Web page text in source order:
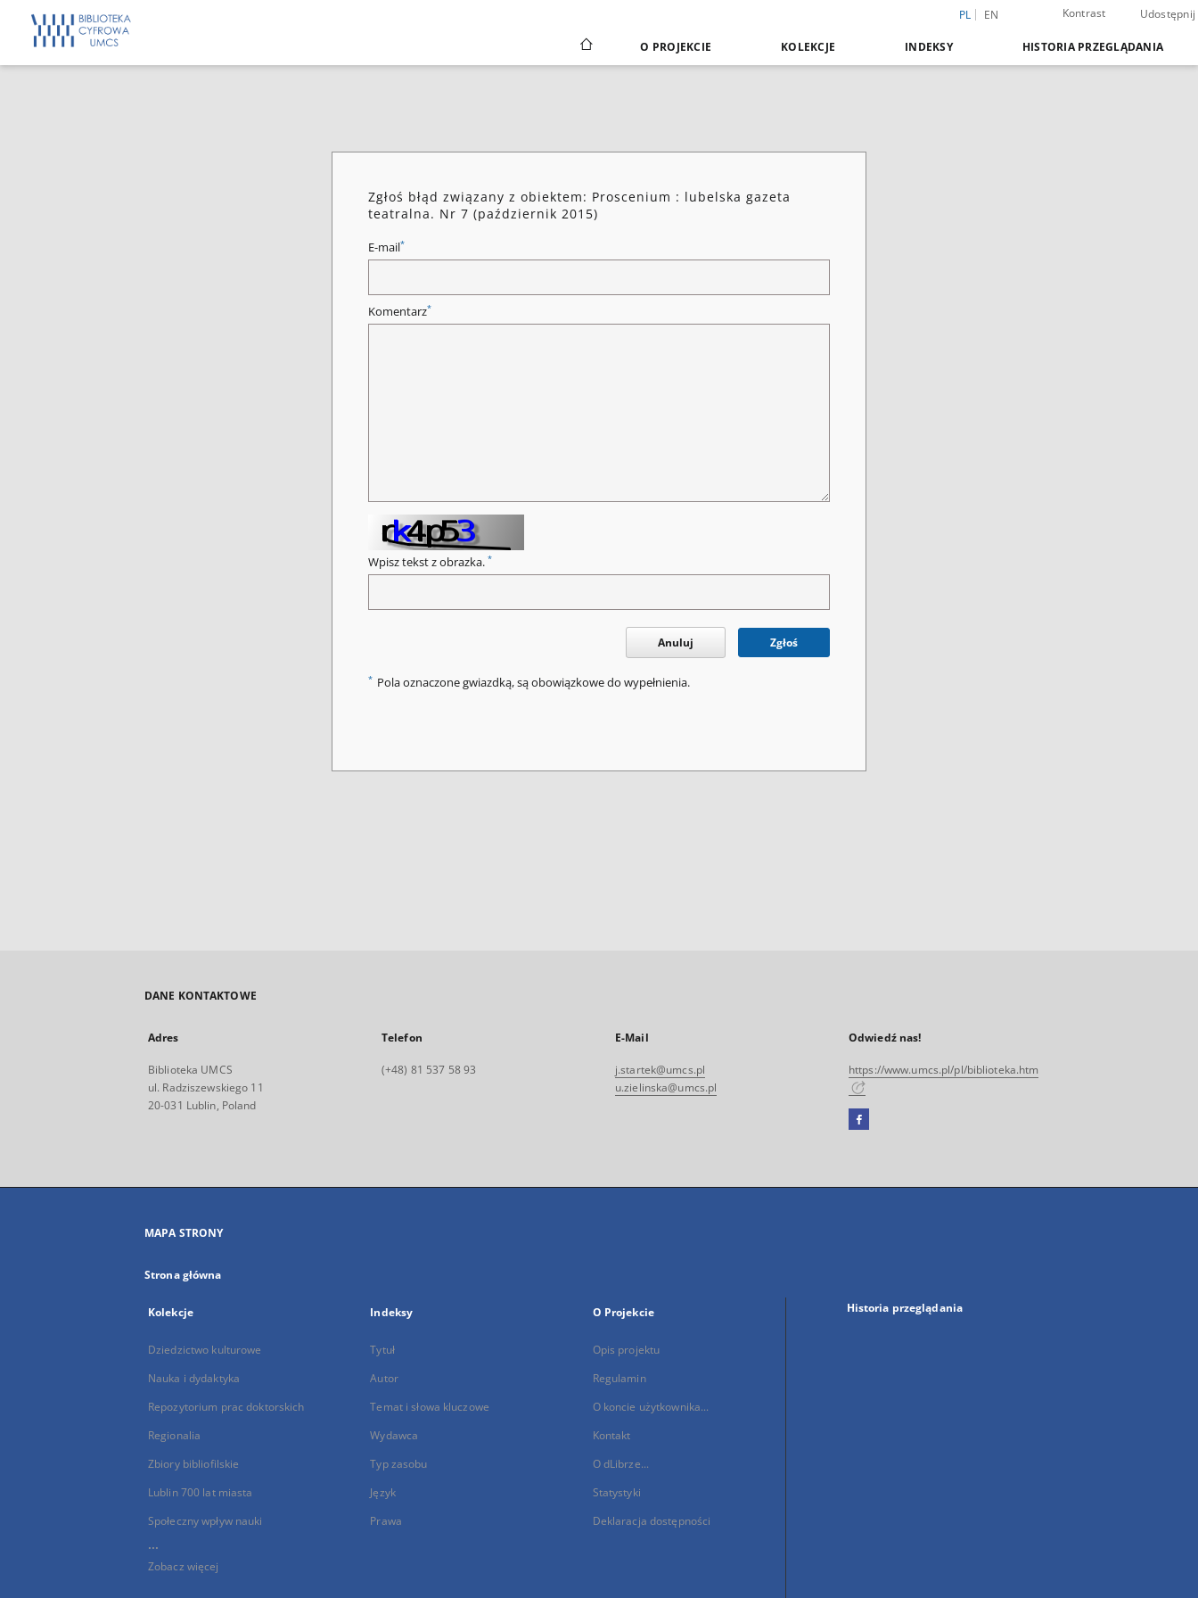
PL EN Kontrast Udostępnij
O PROJEKCIE KOLEKCJE INDEKSY HISTORIA PRZEGLĄDANIA
Zgłoś błąd związany z obiektem: Proscenium : lubelska gazeta
teatralna. Nr 7 (październik 2015)
E-mail*
Komentarz*
Wpisz tekst z obrazka. *
Anuluj Zgłoś
* Pola oznaczone gwiazdką, są obowiązkowe do wypełnienia.
DANE KONTAKTOWE
Adres
Biblioteka UMCS
ul. Radziszewskiego 11
20-031 Lublin, Poland
Telefon
(+48) 81 537 58 93
E-Mail
j.startek@umcs.pl
u.zielinska@umcs.pl
Odwiedź nas!
https://www.umcs.pl/pl/biblioteka.htm
Facebook
się
MAPA STRONY
Strona główna
Kolekcje
Dziedzictwo kulturowe
Nauka i dydaktyka
Repozytorium prac doktorskich
Regionalia
Zbiory bibliofilskie
Lublin 700 lat miasta
Społeczny wpływ nauki
...
Zobacz więcej
Indeksy
Tytuł
Autor
Temat i słowa kluczowe
Wydawca
Typ zasobu
Język
Prawa
O Projekcie
Opis projektu
Regulamin
O koncie użytkownika...
Kontakt
O dLibrze...
Statystyki
Deklaracja dostępności
Historia przeglądania